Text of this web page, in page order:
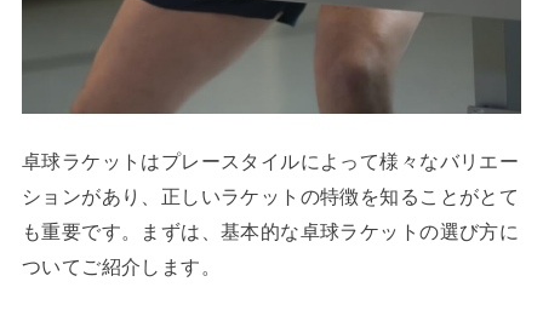
卓球ラケットはプレースタイルによって様々なバリエー
ションがあり、正しいラケットの特徴を知ることがとて
も重要です。まずは、基本的な卓球ラケットの選び方に
ついてご紹介します。